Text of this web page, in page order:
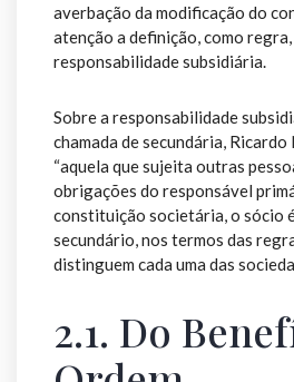
averbação da modificação do
atenção a definição, como
responsabilidade subsidiária.
Sobre a responsabilidade
chamada de secundária,
“aquela que sujeita outras
obrigações do responsável
constituição societária, o sócio
secundário, nos termos das
distinguem cada uma das
2.1. Do